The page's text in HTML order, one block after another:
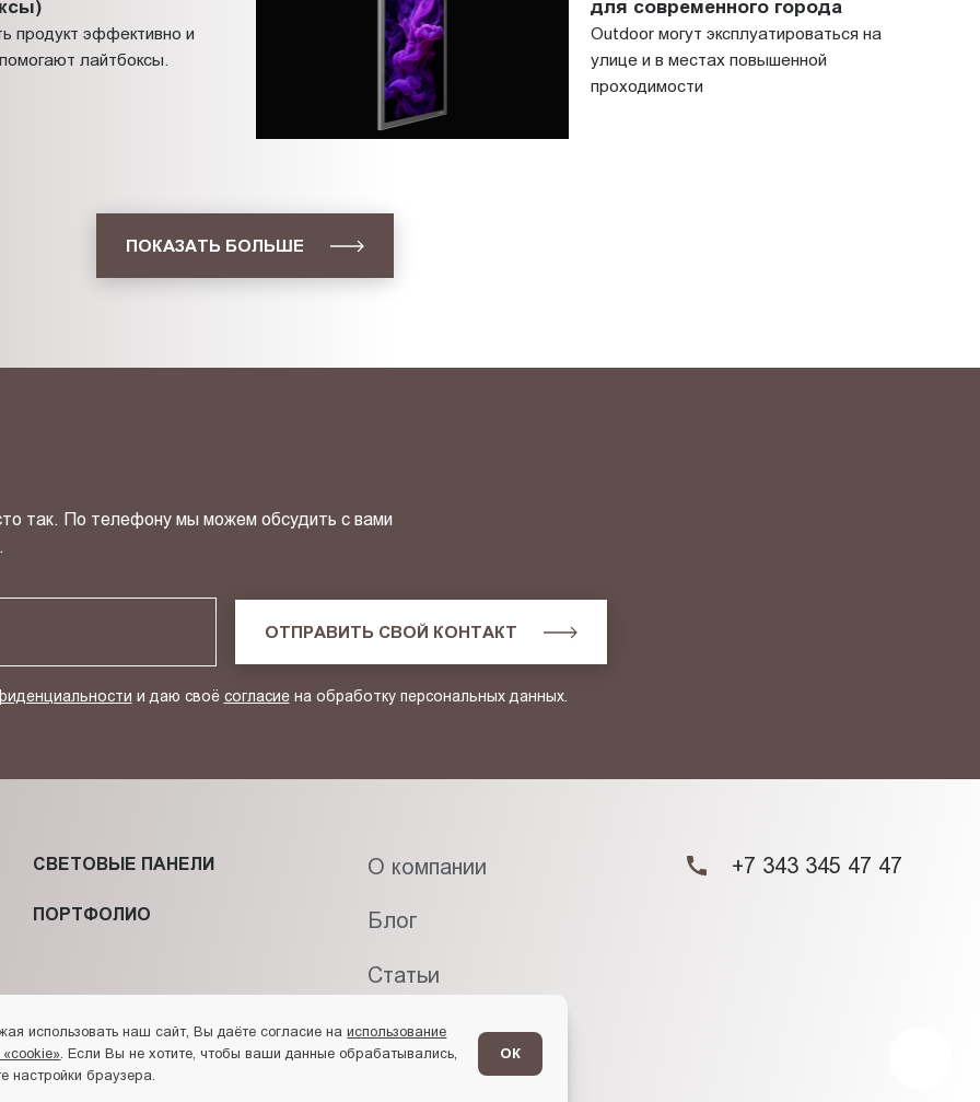
продукт эффективно и
лайтбоксы.
для современного города
Outdoor могут эксплуатироваться на
улице и в местах повышенной
проходимости
ПОКАЗАТЬ БОЛЬШЕ
так. По телефону мы можем обсудить с вами
ОТПРАВИТЬ СВОЙ КОНТАКТ
и даю своё согласиена обработку персональных данных.
СВЕТОВЫЕ ПАНЕЛИ
ПОРТФОЛИО
О компании
Блог
Статьи
Контакты
+7 343 345 47 47
использовать наш сайт, Вы даёте согласие наиспользование
. Если Вы не хотите, чтобы ваши данные обрабатывались,
настройки браузера.
ОК